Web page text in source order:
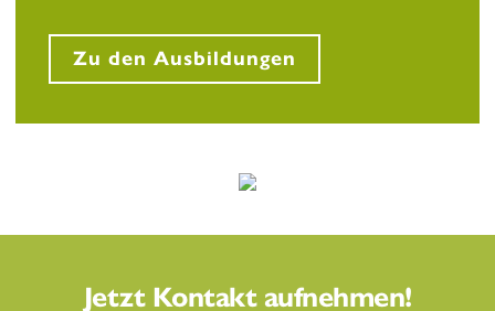
Zu den Ausbildungen
Jetzt Kontakt aufnehmen!